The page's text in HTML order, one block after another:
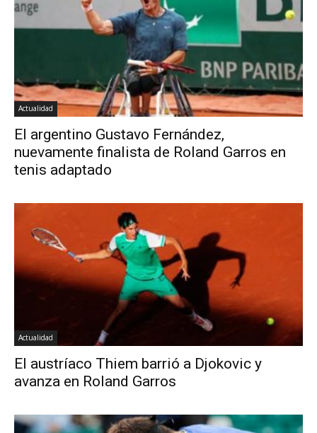
Actualidad
El argentino Gustavo Fernández,
nuevamente finalista de Roland Garros en
tenis adaptado
Actualidad
El austríaco Thiem barrió a Djokovic y
avanza en Roland Garros